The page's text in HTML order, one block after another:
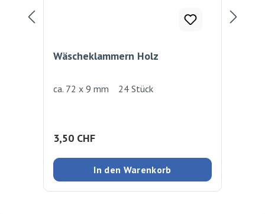
Wäscheklammern Holz
ca. 72 x 9 mm 24 Stück
Regulärer Preis:
3,50 CHF
In den Warenkorb